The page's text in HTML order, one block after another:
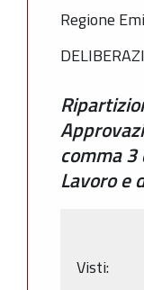
Regione
comma
Lavoro e
Visti: